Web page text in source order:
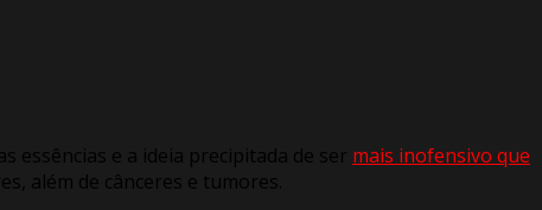
essências e a ideia precipitada de ser mais inofensivo que
além de cânceres e tumores.